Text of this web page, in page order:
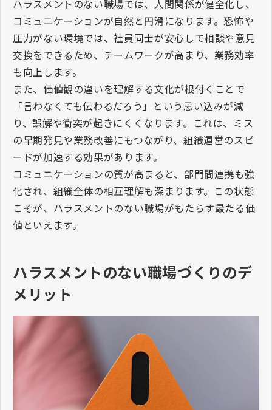
ハラスメントのない職場では、人間関係が健全化し、
コミュニケーションが自然と円滑になります。恐怖や
圧力がない環境では、社員同士が安心して相談や意見
交換をできるため、チームワークが高まり、業務効率
も向上します。
また、価値観の違いを理解する文化が根付くことで
「言わなくても伝わるだろう」という思い込みが減
り、誤解や衝突が起きにくくなります。これは、ミス
の早期発見や業務改善にもつながり、組織運営のスピ
ードが加速する効果があります。
コミュニケーションの質が高まると、部門間連携も強
化され、組織全体の相互理解も深まります。この状態
こそが、ハラスメントのない職場がもたらす最たる価
値といえます。
ハラスメントのない職場づくりのデ
メリット